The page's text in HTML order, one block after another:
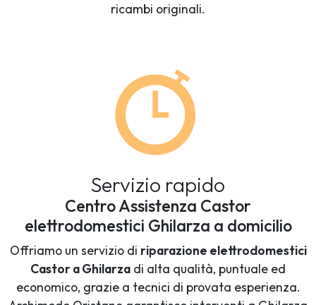
ricambi originali.
Servizio rapido
Centro Assistenza Castor
elettrodomestici Ghilarza a domicilio
Offriamo un servizio di riparazione elettrodomestici
Castor a Ghilarza di alta qualità, puntuale ed
economico, grazie a tecnici di provata esperienza.